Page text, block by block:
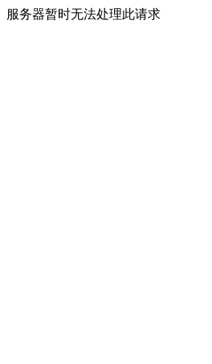
服务器暂时无法处理此请求